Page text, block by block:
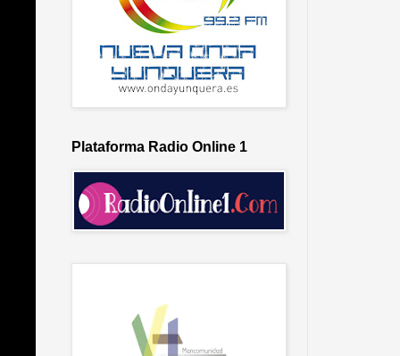
Plataforma Radio Online 1